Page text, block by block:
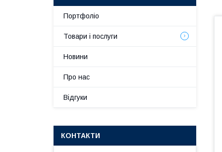
Портфоліо
Товари і послуги
Новини
Про нас
Відгуки
КОНТАКТИ